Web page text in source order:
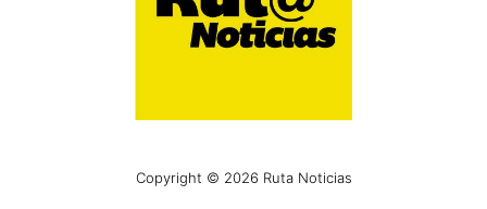
Copyright © 2026 Ruta Noticias